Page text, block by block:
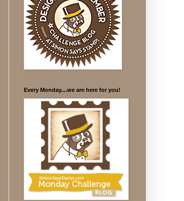
Every Monday....we are here for you!